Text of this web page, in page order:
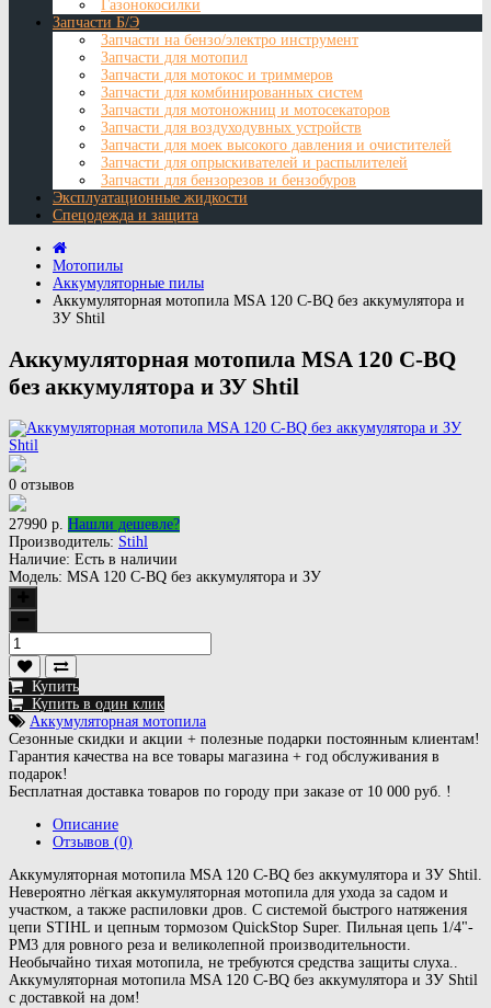
Газонокосилки
Запчасти Б/Э
Запчасти на бензо/электро инструмент
Запчасти для мотопил
Запчасти для мотокос и триммеров
Запчасти для комбинированных систем
Запчасти для мотоножниц и мотосекаторов
Запчасти для воздуходувных устройств
Запчасти для моек высокого давления и очистителей
Запчасти для опрыскивателей и распылителей
Запчасти для бензорезов и бензобуров
Эксплуатационные жидкости
Спецодежда и защита
Мотопилы
Аккумуляторные пилы
Аккумуляторная мотопила MSA 120 C-BQ без аккумулятора и
ЗУ Shtil
Аккумуляторная мотопила MSA 120 C-BQ
без аккумулятора и ЗУ Shtil
0 отзывов
27990 р. Нашли дешевле?
Производитель: Stihl
Наличие: Есть в наличии
Модель: MSA 120 C-BQ без аккумулятора и ЗУ
Купить
Купить в один клик
Аккумуляторная мотопила
Сезонные скидки и акции + полезные подарки постоянным клиентам!
Гарантия качества на все товары магазина + год обслуживания в
подарок!
Бесплатная доставка товаров по городу при заказе от 10 000 руб. !
Описание
Отзывов (0)
Аккумуляторная мотопила MSA 120 C-BQ без аккумулятора и ЗУ Shtil.
Невероятно лёгкая аккумуляторная мотопила для ухода за садом и
участком, а также распиловки дров. С системой быстрого натяжения
цепи STIHL и цепным тормозом QuickStop Super. Пильная цепь 1/4"-
PM3 для ровного реза и великолепной производительности.
Необычайно тихая мотопила, не требуются средства защиты слуха..
Аккумуляторная мотопила MSA 120 C-BQ без аккумулятора и ЗУ Shtil
с доставкой на дом!